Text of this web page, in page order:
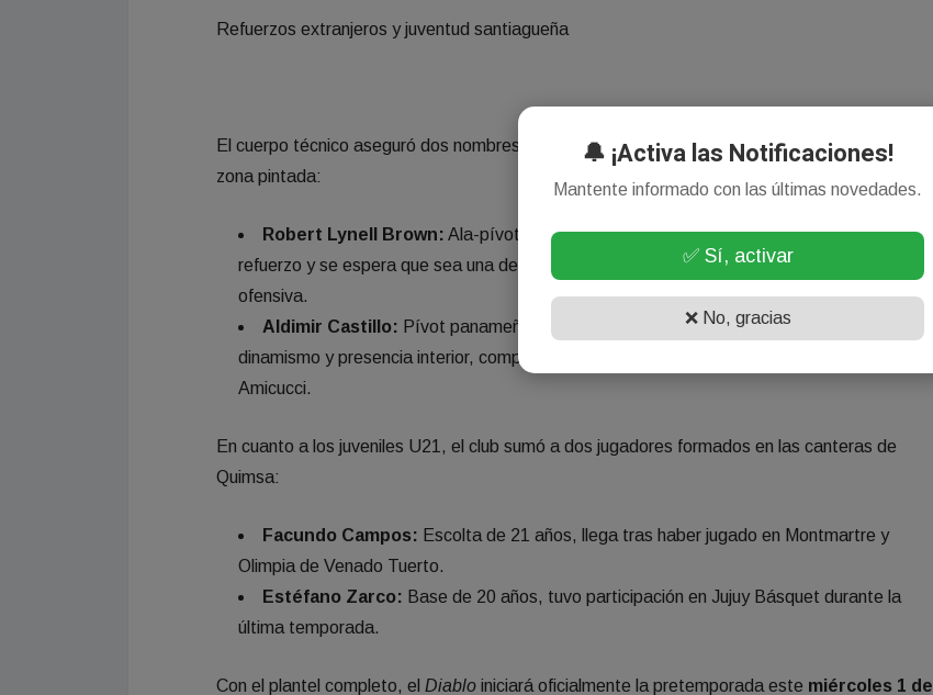
Refuerzos extranjeros y juventud santiagueña
El cuerpo técnico aseguró dos nombres internacionales que prometen ser protagonistas en la
zona pintada:
Robert Lynell Brown: Ala-pívot estadounidense oriundo de Indiana, es el último
refuerzo y se espera que sea una de las cartas fuertes del equipo por su capacidad
ofensiva.
Aldimir Castillo: Pívot panameño de 22 años y 2,01 metros. Su llegada aportará
dinamismo y presencia interior, complementando el trabajo del experimentado Cristian
Amicucci.
En cuanto a los juveniles U21, el club sumó a dos jugadores formados en las canteras de
Quimsa:
Facundo Campos: Escolta de 21 años, llega tras haber jugado en Montmartre y
Olimpia de Venado Tuerto.
Estéfano Zarco: Base de 20 años, tuvo participación en Jujuy Básquet durante la
última temporada.
Con el plantel completo, el Diablo iniciará oficialmente la pretemporada este miércoles 1 de
🔔 ¡Activa las Notificaciones!
Mantente informado con las últimas novedades.
✅ Sí, activar
❌ No, gracias